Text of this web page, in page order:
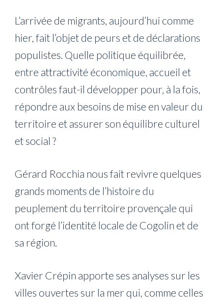
L’arrivée de migrants, aujourd’hui comme
hier, fait l’objet de peurs et de déclarations
populistes. Quelle politique équilibrée,
entre attractivité économique, accueil et
contrôles faut-il développer pour, à la fois,
répondre aux besoins de mise en valeur du
territoire et assurer son équilibre culturel
et social ?
Gérard Rocchia nous fait revivre quelques
grands moments de l’histoire du
peuplement du territoire provençale qui
ont forgé l’identité locale de Cogolin et de
sa région.
Xavier Crépin apporte ses analyses sur les
villes ouvertes sur la mer qui, comme celles